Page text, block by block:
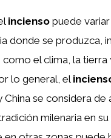
incienso puede
donde se produzca,
el clima, la tierra
lo general, el
China se considera de
milenaria en